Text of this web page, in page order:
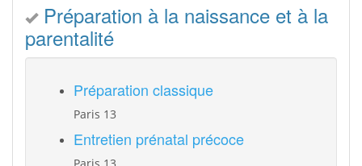
Préparation à la naissance et à la
parentalité
Préparation classique
Paris 13
Entretien prénatal précoce